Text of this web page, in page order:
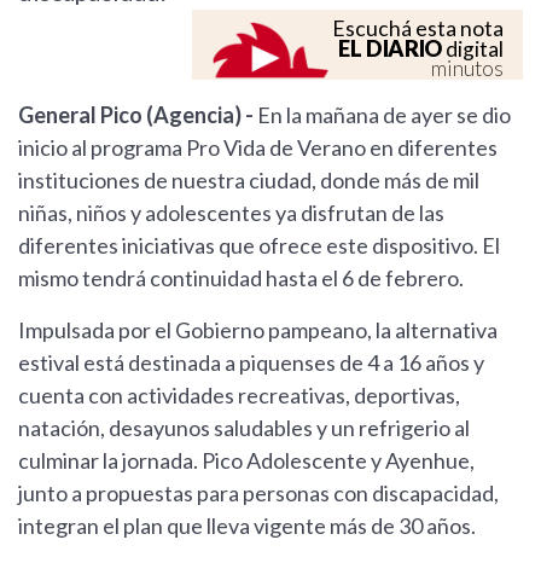
Escuchá esta nota
EL DIARIOdigital
minutos
General Pico (Agencia) - En la mañana de ayer se dio
inicio al programa Pro Vida de Verano en diferentes
instituciones de nuestra ciudad, donde más de mil
niñas, niños y adolescentes ya disfrutan de las
diferentes iniciativas que ofrece este dispositivo. El
mismo tendrá continuidad hasta el 6 de febrero.
Impulsada por el Gobierno pampeano, la alternativa
estival está destinada a piquenses de 4 a 16 años y
cuenta con actividades recreativas, deportivas,
natación, desayunos saludables y un refrigerio al
culminar la jornada. Pico Adolescente y Ayenhue,
junto a propuestas para personas con discapacidad,
integran el plan que lleva vigente más de 30 años.